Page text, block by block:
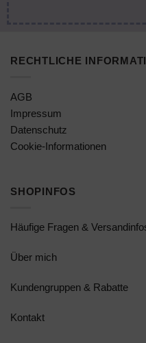
RECHTLICHE
AGB
Impressum
Datenschutz
Cookie-Informationen
SHOPINFOS
Häufige Fragen &
Über mich
Kundengruppen & Rabatte
Kontakt